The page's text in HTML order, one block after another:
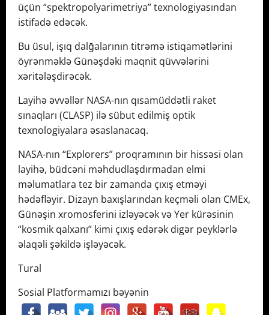
üçün “spektropolyarimetriya” texnologiyasından
istifadə edəcək.
Bu üsul, işıq dalğalarının titrəmə istiqamətlərini
öyrənməklə Günəşdəki maqnit qüvvələrini
xəritələşdirəcək.
Layihə əvvəllər NASA-nın qısamüddətli raket
sınaqları (CLASP) ilə sübut edilmiş optik
texnologiyalara əsaslanacaq.
NASA-nın “Explorers” proqramının bir hissəsi olan
layihə, büdcəni məhdudlaşdırmadan elmi
məlumatlara tez bir zamanda çıxış etməyi
hədəfləyir. Dizayn baxışlarından keçməli olan CMEx,
Günəşin xromosferini izləyəcək və Yer kürəsinin
“kosmik qalxanı” kimi çıxış edərək digər peyklərlə
əlaqəli şəkildə işləyəcək.
Tural
Sosial Platformamızı bəyənin